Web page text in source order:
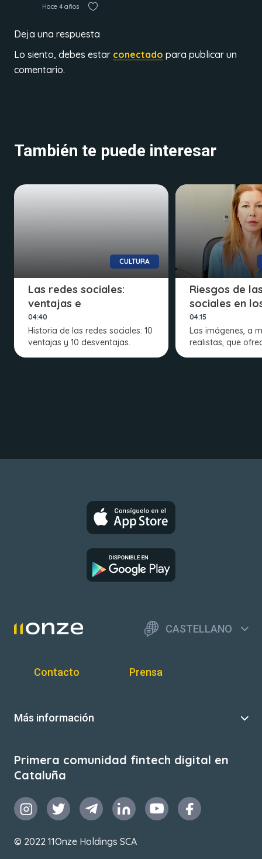
Hace 4 años
Deja una respuesta
Lo siento, debes estar conectado para publicar un
comentario.
También te puede interesar
CULTURA
Las redes sociales:
ventajas e
inconvenientes
04:40
Historia de las redes sociales: 10
ventajas y 10 desventajas.
Riesgos de
sociales en
adolescentes
04:15
Las imágenes, a
realistas, que
CASTELLANO
Contacto Prensa
Más información
Primera comunidad fintech digital en
Cataluña
© 2022 11Onze Holdings SCA